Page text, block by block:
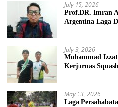
July 15, 2026
Prof.DR. Imran
Argentina Laga
July 3, 2026
Muhammad
Kerjurnas
May 13, 2026
Laga